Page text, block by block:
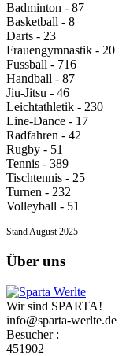
Badminton - 87
Basketball - 8
Darts - 23
Frauengymnastik - 20
Fussball - 716
Handball - 87
Jiu-Jitsu - 46
Leichtathletik - 230
Line-Dance - 17
Radfahren - 42
Rugby - 51
Tennis - 389
Tischtennis - 25
Turnen - 232
Volleyball - 51
Stand August 2025
Über uns
Wir sind SPARTA!
info@sparta-werlte.de
Besucher :
451902